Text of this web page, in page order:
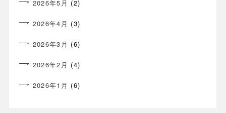
2026年5月 (2)
2026年4月 (3)
2026年3月 (6)
2026年2月 (4)
2026年1月 (6)